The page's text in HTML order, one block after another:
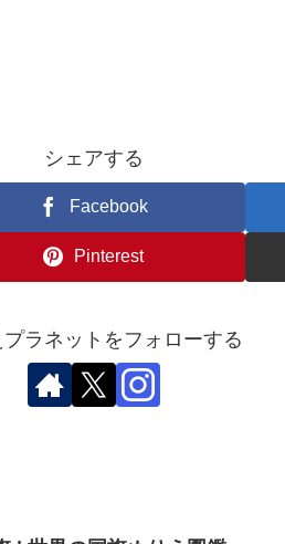
シェアする
Facebook
Pinterest
プラネットをフォローする